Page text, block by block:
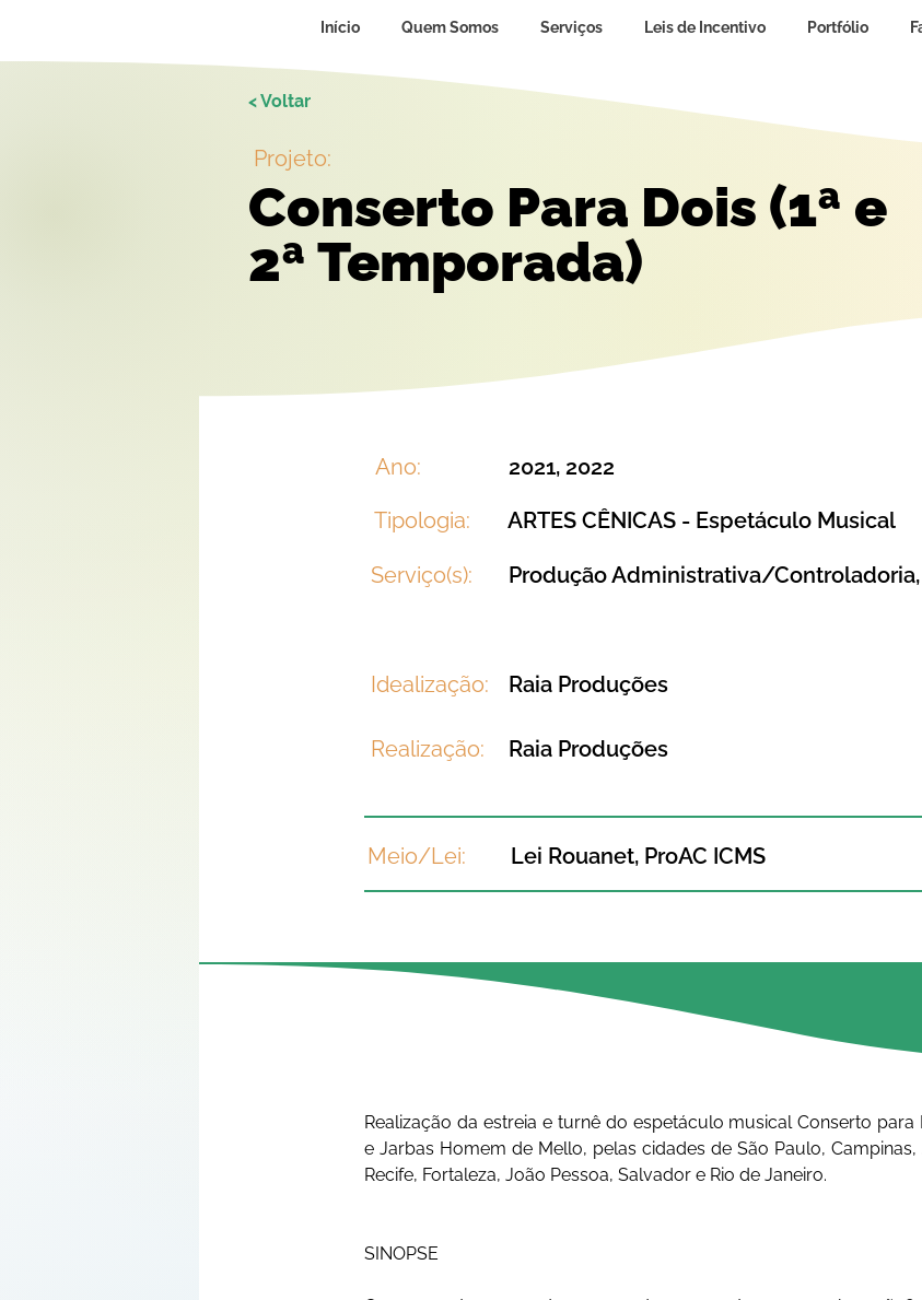
Início Quem Somos Serviços Leis de Incentivo Portfólio
< Voltar
Projeto:
Conserto Para Dois (1ª e
2ª Temporada)
Ano: 2021, 2022
Tipologia: ARTES CÊNICAS - Espetáculo Musical
Serviço(s): Produção Administrativa/
Idealização: Raia Produções
Realização: Raia Produções
Meio/Lei: Lei Rouanet, ProAC ICMS
Realização da estreia e turnê do espetáculo musical Conserto para
e Jarbas Homem de Mello, pelas cidades de São Paulo, Campinas,
Recife, Fortaleza, João Pessoa, Salvador e Rio de Janeiro.
SINOPSE